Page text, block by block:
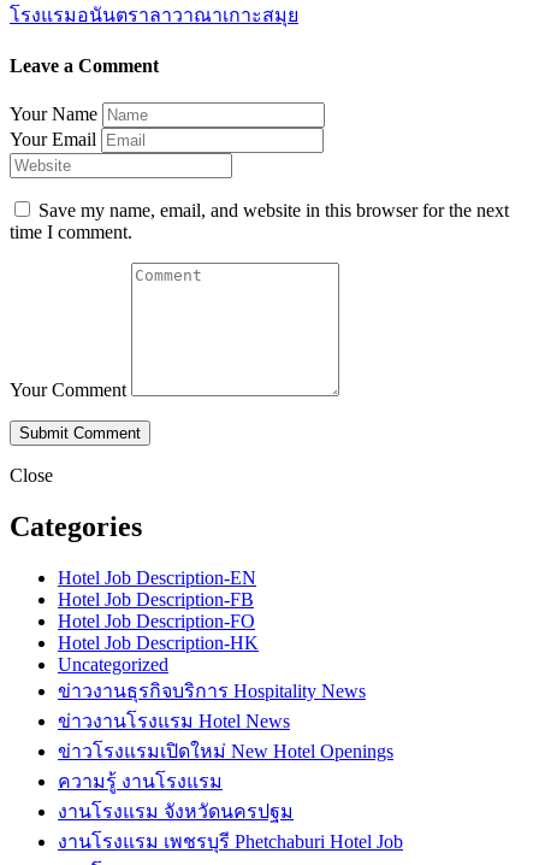
โรงแรมอนันตราลาวาณาเกาะสมุย
Leave a Comment
Your Name
Your Email
Save my name, email, and website in this browser for the next
time I comment.
Your Comment
Close
Categories
Hotel Job Description-EN
Hotel Job Description-FB
Hotel Job Description-FO
Hotel Job Description-HK
Uncategorized
ข่าวงานธุรกิจบริการ Hospitality News
ข่าวงานโรงแรม Hotel News
ข่าวโรงแรมเปิดใหม่ New Hotel Openings
ความรู้ งานโรงแรม
งานโรงแรม จังหวัดนครปฐม
งานโรงแรม เพชรบุรี Phetchaburi Hotel Job